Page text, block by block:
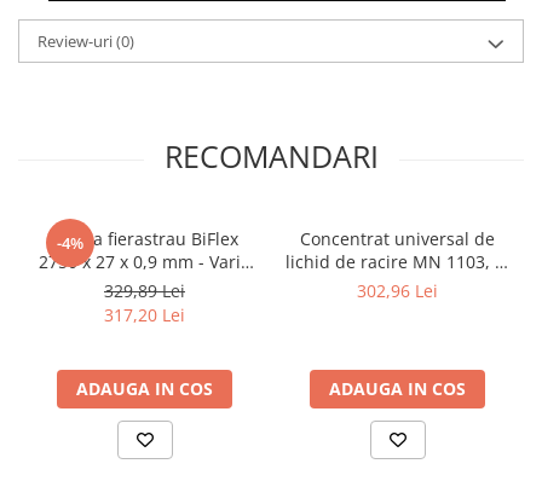
Review-uri(0)
RECOMANDARI
-4%
Banda fierastrau BiFlex
2750 x 27 x 0,9 mm - Vario
6/10 ZpZ
329,89 Lei
317,20 Lei
ADAUGA IN COS
Concentrat universal de
lichid de racire MN 1103, in
bidon de 5 l
302,96 Lei
ADAUGA IN COS